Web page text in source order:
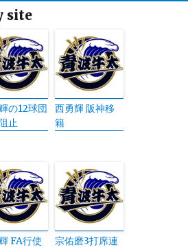
site
の12球団
止
西勇輝 阪神移
籍
FA行使 宗佑磨3打席連